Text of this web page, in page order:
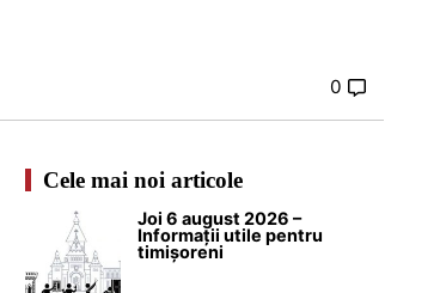
0
Cele mai noi articole
Joi 6 august 2026 –
Informații utile pentru
timișoreni